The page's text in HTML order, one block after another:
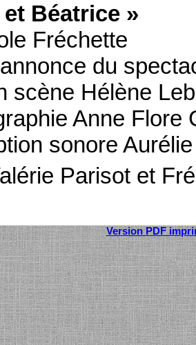
et Béatrice »
Fréchette
du
scène Hélène
Anne Flore
sonore
Parisot et
Version PDF